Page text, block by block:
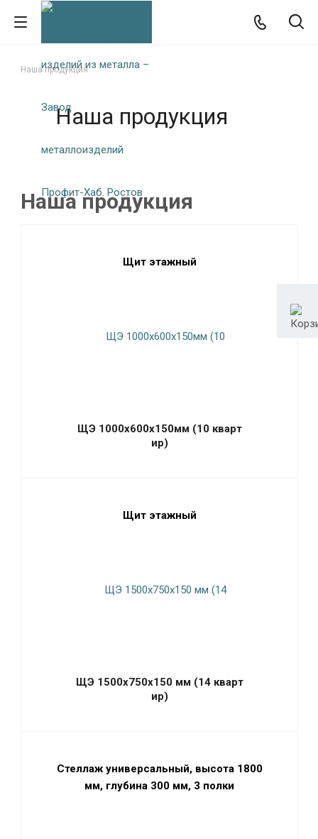
Наша продукция
Наша продукция
Наша продукция
Щит этажный
ЩЭ 1000х600х150мм (10 кварт
ир)
Щит этажный
ЩЭ 1500х750х150 мм (14 кварт
ир)
Стеллаж универсальный, высота 1800
мм, глубина 300 мм, 3 полки